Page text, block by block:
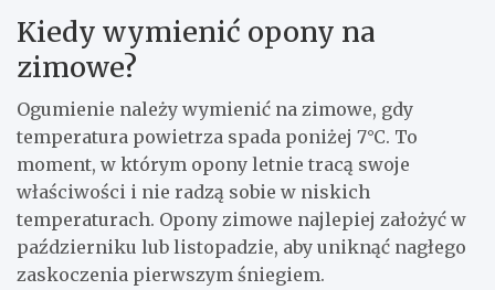
Kiedy wymienić opony na
zimowe?
Ogumienie należy wymienić na zimowe, gdy
temperatura powietrza spada poniżej 7°C. To
moment, w którym opony letnie tracą swoje
właściwości i nie radzą sobie w niskich
temperaturach. Opony zimowe najlepiej założyć w
październiku lub listopadzie, aby uniknąć nagłego
zaskoczenia pierwszym śniegiem.